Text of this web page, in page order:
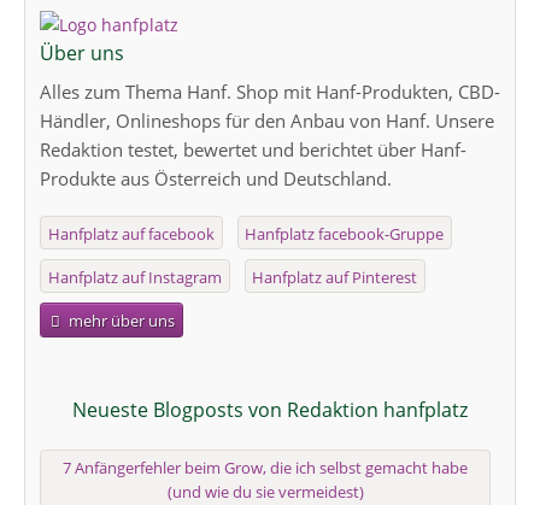
Über uns
Alles zum Thema Hanf. Shop mit Hanf-Produkten, CBD-
Händler, Onlineshops für den Anbau von Hanf. Unsere
Redaktion testet, bewertet und berichtet über Hanf-
Produkte aus Österreich und Deutschland.
Hanfplatz auf facebook Hanfplatz facebook-Gruppe
Hanfplatz auf Instagram Hanfplatz auf Pinterest
mehr über uns
Neueste Blogposts von Redaktion hanfplatz
7 Anfängerfehler beim Grow, die ich selbst gemacht habe
(und wie du sie vermeidest)